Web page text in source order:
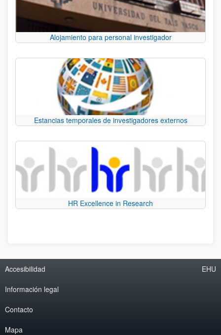
Alojamiento para personal investigador
Estancias temporales de investigadores externos
HR Excellence in Research
Accesibilidad
Información legal
Contacto
Mapa
EHU